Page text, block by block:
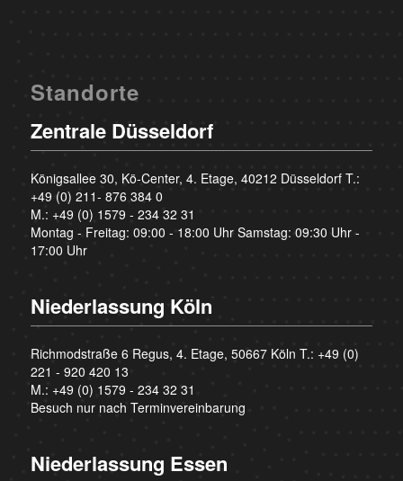
Standorte
Zentrale Düsseldorf
Königsallee 30, Kö-Center, 4. Etage, 40212 Düsseldorf T.:
+49 (0) 211- 876 384 0
M.: +49 (0) 1579 - 234 32 31
Montag - Freitag: 09:00 - 18:00 Uhr Samstag: 09:30 Uhr -
17:00 Uhr
Niederlassung Köln
Richmodstraße 6 Regus, 4. Etage, 50667 Köln T.: +49 (0)
221 - 920 420 13
M.: +49 (0) 1579 - 234 32 31
Besuch nur nach Terminvereinbarung
Niederlassung Essen